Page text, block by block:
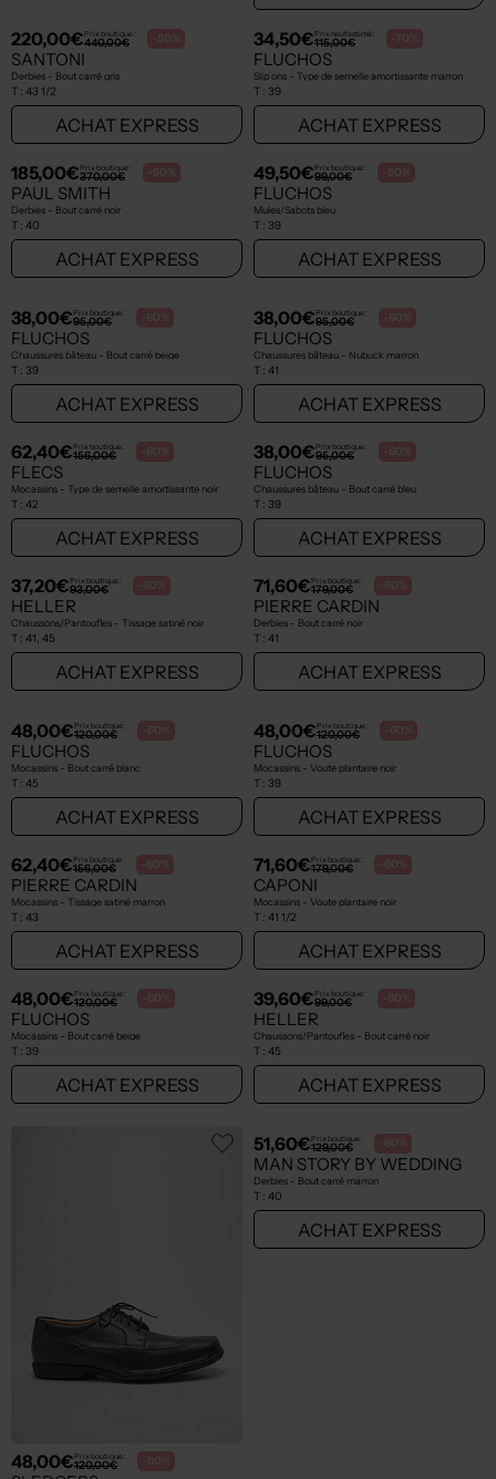
220,00€ Prix boutique :
440,00€ -50%
SANTONI
ACHAT EXPRESS
Seconde main
34,50€Prix neuf estimé :
115,00€ -70%
FLUCHOS
ACHAT EXPRESS
185,00€ 370,00€ -50%
PAUL SMITH
T :40
ACHAT EXPRESS
49,50€99,00€ -50%
FLUCHOS
T :39
ACHAT EXPRESS
Chaussures bâteau - Bout carré beige
39
ACHAT EXPRESS